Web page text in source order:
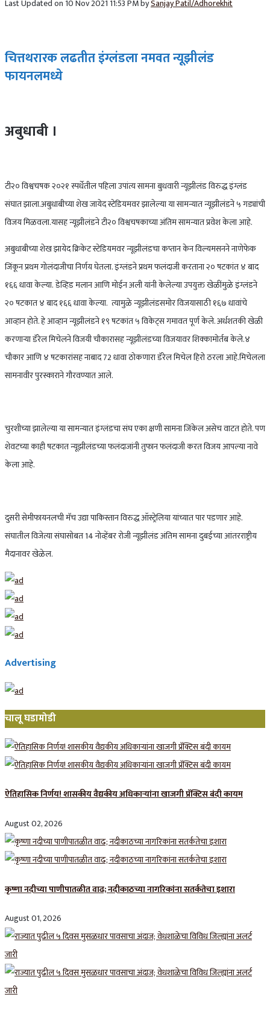
Last Updated on 10 Nov 2021 11:53 PM bySanjay Patil/Adhorekhit
चित्तथरारक लढतीत इंग्लंडला नमवत न्यूझीलंड
फायनलमध्ये
अबुधाबी ।
टी२० विश्वचषक २०२१ स्पर्धेतील पहिला उपांत्य सामना बुधवारी न्यूझीलंड विरुद्ध इंग्लंड
संघात झाला.अबुधाबीच्या शेख जायेद स्टेडियमवर झालेल्या या सामन्यात न्यूझीलंडने ५ गड्यांची
विजय मिळवला.यासह न्यूझीलंडने टी२० विश्वचषकाच्या अंतिम सामन्यात प्रवेश केला आहे.
अबुधाबीच्या शेख झायेद क्रिकेट स्टेडियमवर न्यूझीलंडचा कप्तान केन विल्यमसनने नाणेफेक
जिंकून प्रथम गोलंदाजीचा निर्णय घेतला. इंग्लंडने प्रथम फलंदाजी करताना २० षटकांत ४ बाद
१६६ धावा केल्या. डेव्हिड मलान आणि मोईन अली यांनी केलेल्या उपयुक्त खेळींमुळे इंग्लंडने
२० षटकात ४ बाद १६६ धावा केल्या. त्यामुळे न्यूझीलंडसमोर विजयासाठी १६७ धावांचे
आव्हान होते. हे आव्हान न्यूझीलंडने १९ षटकांत ५ विकेट्स गमावत पूर्ण केले. अर्धशतकी खेळी
करणाऱ्या डॅरेल मिचेलने विजयी चौकारासह न्यूझीलंडच्या विजयावर शिक्कामोर्तब केले.४
चौकार आणि ४ षटकारांसह नाबाद 72 धावा ठोकणारा डॅरेल मिचेल हिरो ठरला आहे.मिचेलला
सामनावीर पुरस्काराने गौरवण्यात आले.
चुरशीच्या झालेल्या या सामन्यात इंग्लंडचा संघ एका क्षणी सामना जिंकेल असेच वाटत होते. पण
शेवटच्या काही षटकात न्यूझीलंडच्या फलंदाजांनी तुफान फलंदाजी करत विजय आपल्या नावे
केला आहे.
दुसरी सेमीफायनलची मॅच उद्या पाकिस्तान विरुद्ध ऑस्ट्रेलिया यांच्यात पार पडणार आहे.
संघातील विजेत्या संघासोबत 14 नोव्हेंबर रोजी न्यूझीलंड अंतिम सामना दुबईच्या आंतरराष्ट्रीय
मैदानावर खेळेल.
Advertising
चालू घडामोडी
ऐतिहासिक निर्णय! शासकीय वैद्यकीय अधिकाऱ्यांना खाजगी प्रॅक्टिस बंदी कायम
August 02, 2026
कृष्णा नदीच्या पाणीपातळीत वाढ; नदीकाठच्या नागरिकांना सतर्कतेचा इशारा
August 01, 2026